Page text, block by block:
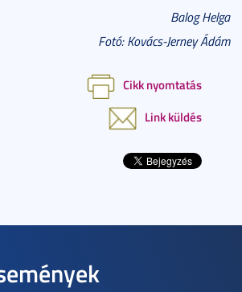
Balog Helga
Fotó: Kovács-Jerney Ádám
Cikk nyomtatás
Link küldés